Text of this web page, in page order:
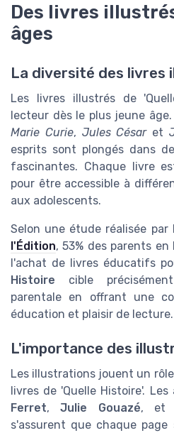
Des livres
âges
La diversité des livres
Les livres illustrés de
lecteur dès le plus jeune
Marie Curie, Jules Césaret
esprits sont plongés dans
fascinantes. Chaque livre
pour être accessible à
aux adolescents.
Selon une étude réalisée par
l'Édition, 53% des parents
l'achat de livres éducatifs
Histoire cible
parentale en offrant une
éducation et plaisir de lecture.
L'importance des
Les illustrations jouent un
livres de 'Quelle Histoire'.
Ferret,Julie Gouazé, et
s'assurent que chaque